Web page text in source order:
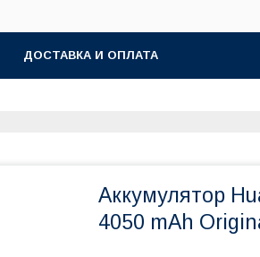
ДОСТАВКА И ОПЛАТА
Аккумулятор
4050 mAh